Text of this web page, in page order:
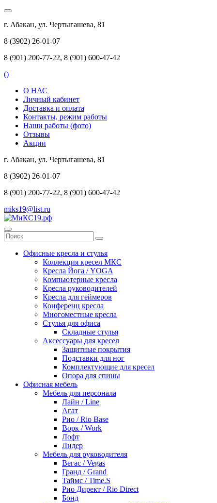
г. Абакан, ул. Чертыгашева, 81
8 (3902) 26-01-07
8 (901) 200-77-22, 8 (901) 600-47-42
()
О НАС
Личный кабинет
Доставка и оплата
Контакты, режим работы
Наши работы (фото)
Отзывы
Акции
г. Абакан, ул. Чертыгашева, 81
8 (3902) 26-01-07
8 (901) 200-77-22, 8 (901) 600-47-42
miks19@list.ru
Офисные кресла и стулья
Коллекция кресел МКС
Кресла Йога / YOGA
Компьютерные кресла
Кресла руководителей
Кресла для геймеров
Конференц кресла
Многоместные кресла
Стулья для офиса
Складные стулья
Аксессуары для кресел
Защитные покрытия
Подставки для ног
Комплектующие для кресел
Опора для спины
Офисная мебель
Мебель для персонала
Лайн / Line
Агат
Рио / Rio Base
Ворк / Work
Лофт
Лидер
Мебель для руководителя
Вегас / Vegas
Гранд / Grand
Таймс / Time.S
Рио Директ / Rio Direct
Бонд